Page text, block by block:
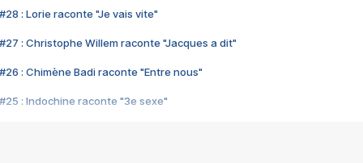
#28 : Lorie raconte "Je vais vite"
#27 : Christophe Willem raconte "Jacques a dit"
#26 : Chimène Badi raconte "Entre nous"
#25 : Indochine raconte "3e sexe"